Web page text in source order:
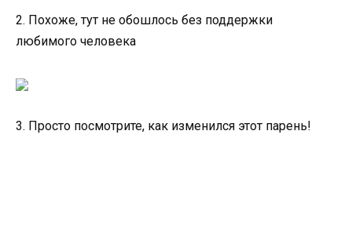
2. Похоже, тут не обошлось без поддержки
любимого человека
3. Просто посмотрите, как изменился этот парень!